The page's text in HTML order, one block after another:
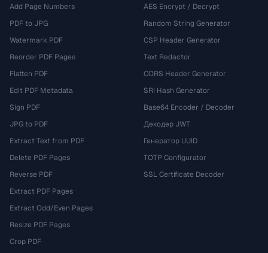
Add Page Numbers
PDF to JPG
Watermark PDF
Reorder PDF Pages
Flatten PDF
Edit PDF Metadata
Sign PDF
JPG to PDF
Extract Text from PDF
Delete PDF Pages
Reverse PDF
Extract PDF Pages
Extract Odd/Even Pages
Resize PDF Pages
Crop PDF
AES Encrypt / Decrypt
Random String Generator
CSP Header Generator
Text Redactor
CORS Header Generator
SRI Hash Generator
Base64 Encoder / Decoder
Декодер JWT
Генератор UUID
TOTP Configurator
SSL Certificate Decoder